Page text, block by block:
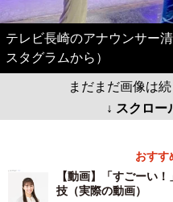
テレビ長崎のアナウンサー
スタグラムから）
まだまだ画像は
↓ スクロー
おすす
【動画】「すごーい
技（実際の動画）